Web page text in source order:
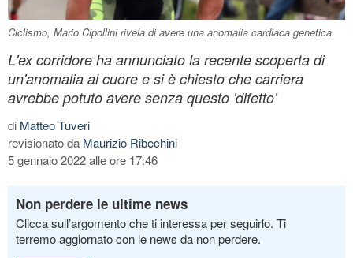
Ciclismo, Mario Cipollini rivela di avere una anomalia cardiaca genetica.
L'ex corridore ha annunciato la recente scoperta di
un'anomalia al cuore e si è chiesto che carriera
avrebbe potuto avere senza questo 'difetto'
di Matteo Tuveri
revisionato da Maurizio Ribechini
5 gennaio 2022 alle ore 17:46
Non perdere le ultime news
Clicca sull’argomento che ti interessa per seguirlo. Ti
terremo aggiornato con le news da non perdere.